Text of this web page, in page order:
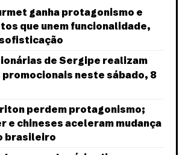
ganha protagonismo e
que unem funcionalidade,
de Sergipe realizam
promocionais neste sábado, 8
perdem protagonismo;
e chineses aceleram mudança
brasileiro